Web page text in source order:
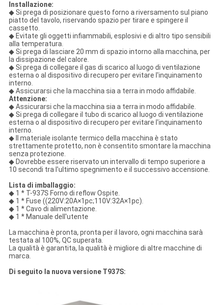
Installazione:
◆ Si prega di posizionare questo forno a riversamento sul piano
piatto del tavolo, riservando spazio per tirare e spingere il
cassetto.
◆ Evitate gli oggetti infiammabili, esplosivi e di altro tipo sensibili
alla temperatura.
◆ Si prega di lasciare 20 mm di spazio intorno alla macchina, per
la dissipazione del calore.
◆ Si prega di collegare il gas di scarico al luogo di ventilazione
esterna o al dispositivo di recupero per evitare l'inquinamento
interno.
◆ Assicurarsi che la macchina sia a terra in modo affidabile.
Attenzione:
◆ Assicurarsi che la macchina sia a terra in modo affidabile.
◆ Si prega di collegare il tubo di scarico al luogo di ventilazione
esterna o al dispositivo di recupero per evitare l'inquinamento
interno.
◆ Il materiale isolante termico della macchina è stato
strettamente protetto, non è consentito smontare la macchina
senza protezione.
◆ Dovrebbe essere riservato un intervallo di tempo superiore a
10 secondi tra l'ultimo spegnimento e il successivo accensione.
Lista di imballaggio:
◆ 1 * T-937S Forno di reflow Ospite.
◆ 1 * Fuse ((220V:20A×1pc;110V:32A×1pc).
◆ 1 * Cavo di alimentazione.
◆ 1 * Manuale dell'utente
La macchina è pronta, pronta per il lavoro, ogni macchina sarà
testata al 100%, QC superata.
La qualità è garantita, la qualità è migliore di altre macchine di
marca.
Di seguito la nuova versione T937S: